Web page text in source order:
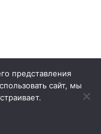
представления
сайт, мы